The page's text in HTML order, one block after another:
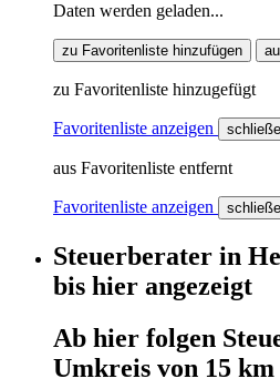
Daten werden geladen...
zu Favoritenliste hinzufügen
zu Favoritenliste hinzugefügt
Favoritenliste anzeigen
aus Favoritenliste entfernt
Favoritenliste anzeigen
Steuerberater in
bis hier angezeigt
Ab hier folgen
Umkreis von 15 km